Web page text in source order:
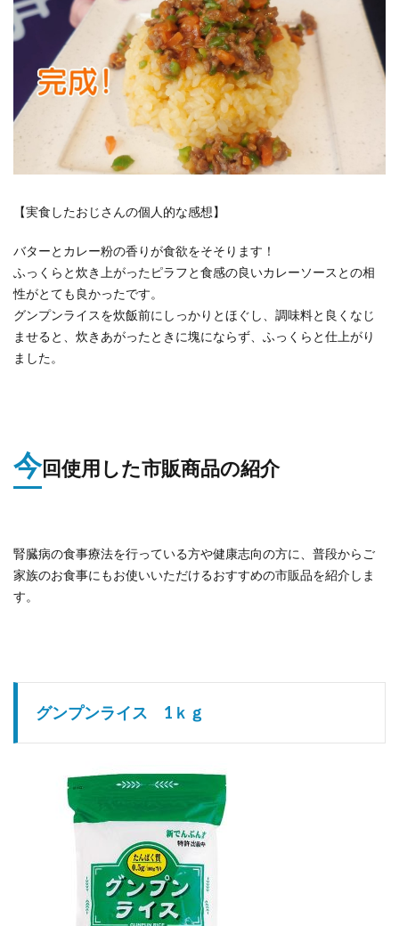
【実食したおじさんの個人的な感想】
バターとカレー粉の香りが食欲をそそります！
ふっくらと炊き上がったピラフと食感の良いカレーソースとの相
性がとても良かったです。
グンプンライスを炊飯前にしっかりとほぐし、調味料と良くなじ
ませると、炊きあがったときに塊にならず、ふっくらと仕上がり
ました。
今回使用した市販商品の紹介
腎臓病の食事療法を行っている方や健康志向の方に、普段からご
家族のお食事にもお使いいただけるおすすめの市販品を紹介しま
す。
グンプンライス 1ｋｇ